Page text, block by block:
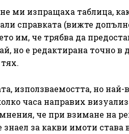
ми изпращаха таблица,
справката (вижте
им, че трябва да
но е редактирана точно в
използваемостта, но
часа направих
че при взимане на
за какви имоти става